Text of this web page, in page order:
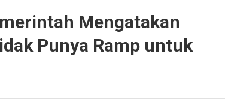
Mengatakan
Punya Ramp untuk